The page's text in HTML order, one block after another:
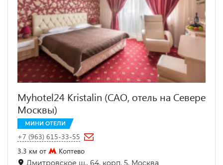
Myhotel24 Kristalin (САО, отель на Севере
Москвы)
МИНИ ОТЕЛИ
+7 (963) 615-33-55
3.3 км от
Коптево
Дмитровское ш., 64, корп. 5, Москва